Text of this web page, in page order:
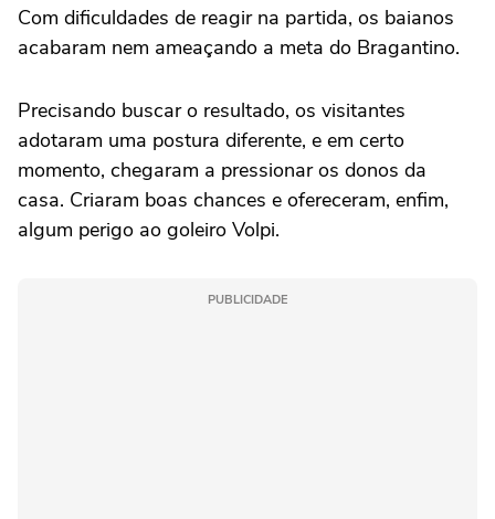
Com dificuldades de reagir na partida, os baianos
acabaram nem ameaçando a meta do Bragantino.
Precisando buscar o resultado, os visitantes
adotaram uma postura diferente, e em certo
momento, chegaram a pressionar os donos da
casa. Criaram boas chances e ofereceram, enfim,
algum perigo ao goleiro Volpi.
PUBLICIDADE